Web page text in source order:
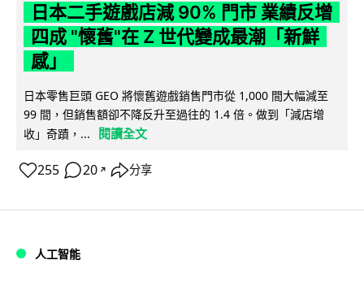
日本二手遊戲店減 90% 門市 業績反增
四成 "懷舊"在 Z 世代變成最潮「新鮮
感」
日本零售巨頭 GEO 將懷舊遊戲銷售門市從 1,000 間大幅減至
99 間，但銷售額卻不降反升至過往的 1.4 倍。做到「減店增
收」奇蹟，...
閱讀全文
255 20 ↗ 分享
人工智能